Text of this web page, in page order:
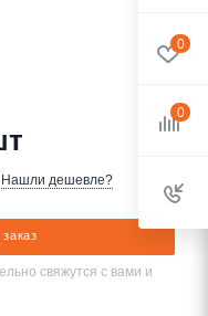
Нашли дешевле?
свяжутся с вами и
0
0